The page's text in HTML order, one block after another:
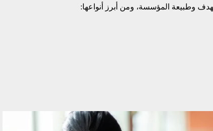
وطبيعة المؤسسة، ومن أبرز أنواعها: